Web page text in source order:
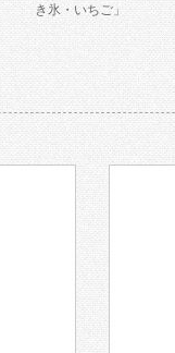
き氷・いちご」